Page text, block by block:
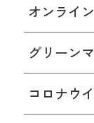
オンライ
グリーン
コロナウ